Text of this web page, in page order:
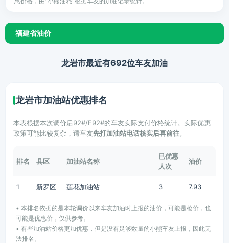
福建省油价
龙岩市最近有692位车友加油
龙岩市加油站优惠排名
本表根据本次调价后92#/E92#的车友实际支付价格统计。实际优惠
政策可能比较复杂，请车友先打加油站电话核实后再前往。
排名 县区 加油站名称
已优惠
人次
油价
1 新罗区 莲花加油站 3 7.93
• 本排名依据的是本轮调价以来车友加油时上报的油价，可能是枪价，也
可能是优惠价，仅供参考。
• 有些加油站价格更加优惠，但是没有足够数量的小熊车友上报，因此无
法排名。